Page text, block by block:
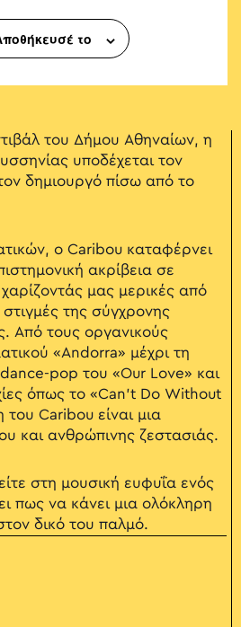
το
του Δήμου Αθηναίων, η
υποδέχεται τον
δημιουργό πίσω από το
ο Caribou καταφέρνει
ακρίβεια σε
μας μερικές από
στιγμές της σύγχρονης
Από τους οργανικούς
«Andorra» μέχρι τη
pop του «Our Love» και
όπως το «Can't Do Without
Caribou είναι μια
και ανθρώπινης ζεστασιάς.
στη μουσική ευφυΐα ενός
πως να κάνει μια ολόκληρη
δικό του παλμό.